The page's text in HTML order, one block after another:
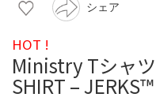
シェア
HOT !
Ministry Tシャツ
SHIRT – JERKS™